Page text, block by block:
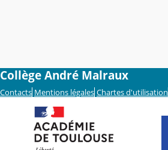
Collège André Malraux
Contacts Mentions légales Chartes d'utilisation